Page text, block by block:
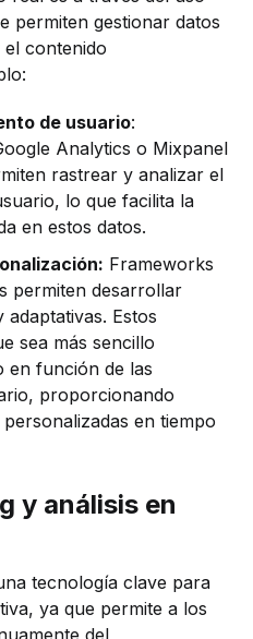
permiten gestionar datos
contenido
de usuario:
Analytics o Mixpanel
rastrear y analizar el
lo que facilita la
en estos datos.
Frameworks
permiten desarrollar
Estos
sea más sencillo
en función de las
proporcionando
en tiempo
y análisis en
tecnología clave para
ya que permite a los
del